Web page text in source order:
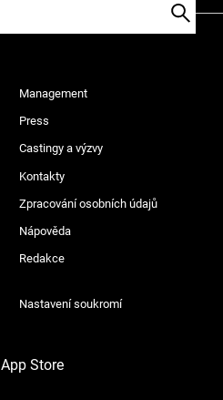
Management
Press
Castingy a výzvy
Kontakty
Zpracování osobních údajů
Nápověda
Redakce
Nastavení soukromí
App Store